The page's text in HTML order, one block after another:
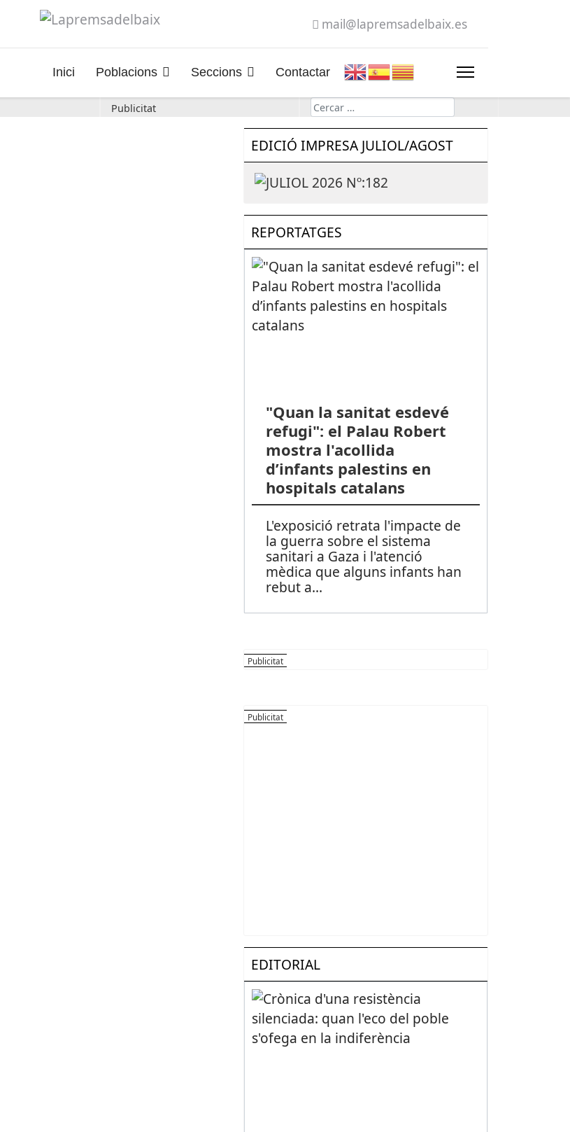
mail@lapremsadelbaix.es
Inici Poblacions Seccions Contactar
Publicitat Cerca
EDICIÓ IMPRESA JULIOL/AGOST
REPORTATGES
"Quan la sanitat esdevé
refugi": el Palau Robert
mostra l'acollida
d’infants palestins en
hospitals catalans
L'exposició retrata l'impacte de
la guerra sobre el sistema
sanitari a Gaza i l'atenció
mèdica que alguns infants han
rebut a...
EDITORIAL